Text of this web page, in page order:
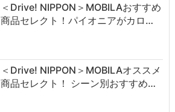
＜Drive! NIPPON＞MOBILAおすすめ
商品セレクト！パイオニアがカロ…
＜Drive! NIPPON＞MOBILAオススメ
商品セレクト！ シーン別おすすめ…